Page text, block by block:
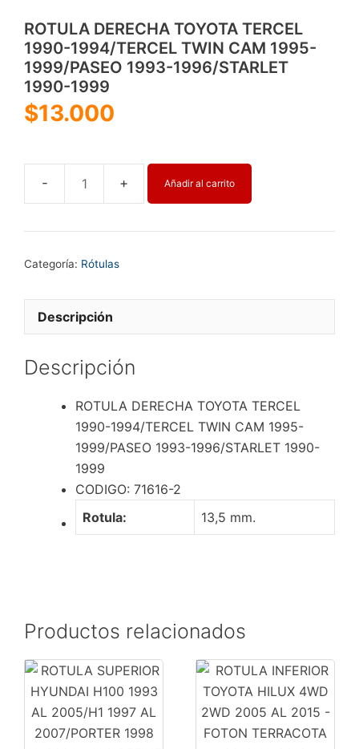
ROTULA DERECHA TOYOTA TERCEL
1990-1994/TERCEL TWIN CAM 1995-
1999/PASEO 1993-1996/STARLET
1990-1999
$13.000
ROTULA
TOYOTA
CAM
1996/STARLET
1990-
1999
Añadir al carrito
Categoría: Rótulas
Descripción
Descripción
ROTULA DERECHA TOYOTA TERCEL
1990-1994/TERCEL TWIN CAM 1995-
1999/PASEO 1993-1996/STARLET 1990-
1999
CODIGO: 71616-2
Rotula:
13,5 mm.
Productos relacionados